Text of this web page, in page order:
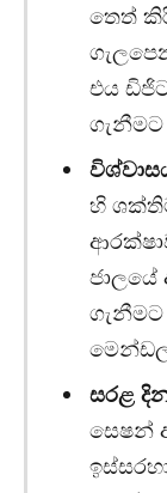
තෙත්
එය
හි
සරළ
සෙෂන්